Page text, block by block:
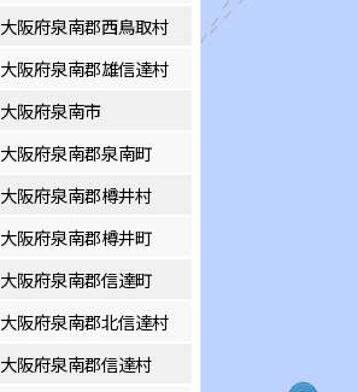
大阪府泉南郡西鳥取村
大阪府泉南郡雄信達村
大阪府泉南市
大阪府泉南郡泉南町
大阪府泉南郡樽井村
大阪府泉南郡樽井町
大阪府泉南郡信達町
大阪府泉南郡北信達村
大阪府泉南郡信達村